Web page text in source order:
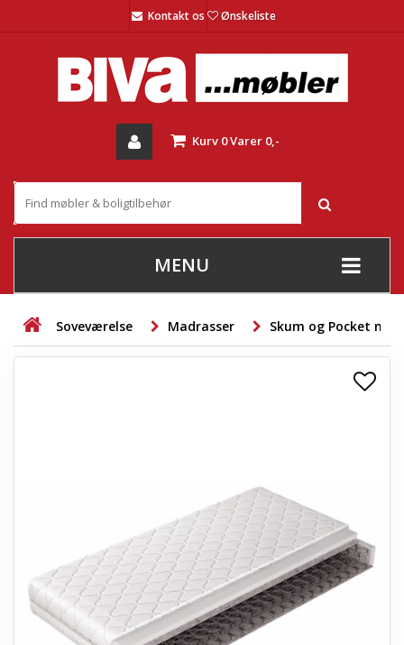
Kontakt os Ønskeliste
Kurv 0Varer 0,-
MENU
+
STUE
+
+
LAMPER
HAVEMØBLER
Soveværelse Madrasser Skum og Pocket